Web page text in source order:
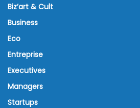
Biz’art & Cult
Business
Eco
Entreprise
Executives
Managers
Startups